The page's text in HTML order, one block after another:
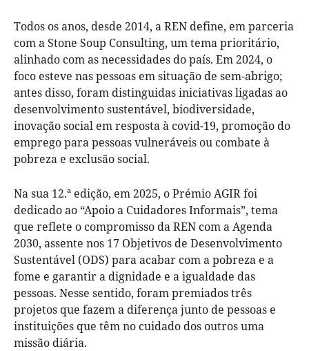
Todos os anos, desde 2014, a REN define, em parceria
com a Stone Soup Consulting, um tema prioritário,
alinhado com as necessidades do país. Em 2024, o
foco esteve nas pessoas em situação de sem-abrigo;
antes disso, foram distinguidas iniciativas ligadas ao
desenvolvimento sustentável, biodiversidade,
inovação social em resposta à covid-19, promoção do
emprego para pessoas vulneráveis ou combate à
pobreza e exclusão social.
Na sua 12.ª edição, em 2025, o Prémio AGIR foi
dedicado ao “Apoio a Cuidadores Informais”, tema
que reflete o compromisso da REN com a Agenda
2030, assente nos 17 Objetivos de Desenvolvimento
Sustentável (ODS) para acabar com a pobreza e a
fome e garantir a dignidade e a igualdade das
pessoas. Nesse sentido, foram premiados três
projetos que fazem a diferença junto de pessoas e
instituições que têm no cuidado dos outros uma
missão diária.